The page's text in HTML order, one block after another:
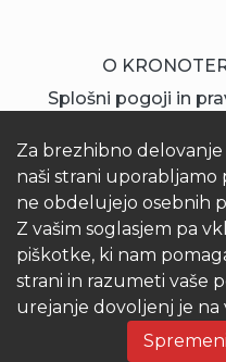
Za brezhibno
naši strani uporabljamo
ne obdelujejo osebnih
Z vašim soglasjem pa
piškotke, ki nam
strani in razumeti vaše
urejanje dovoljenj je na
Spremeni
O
Splošni pogoji in
© 2026